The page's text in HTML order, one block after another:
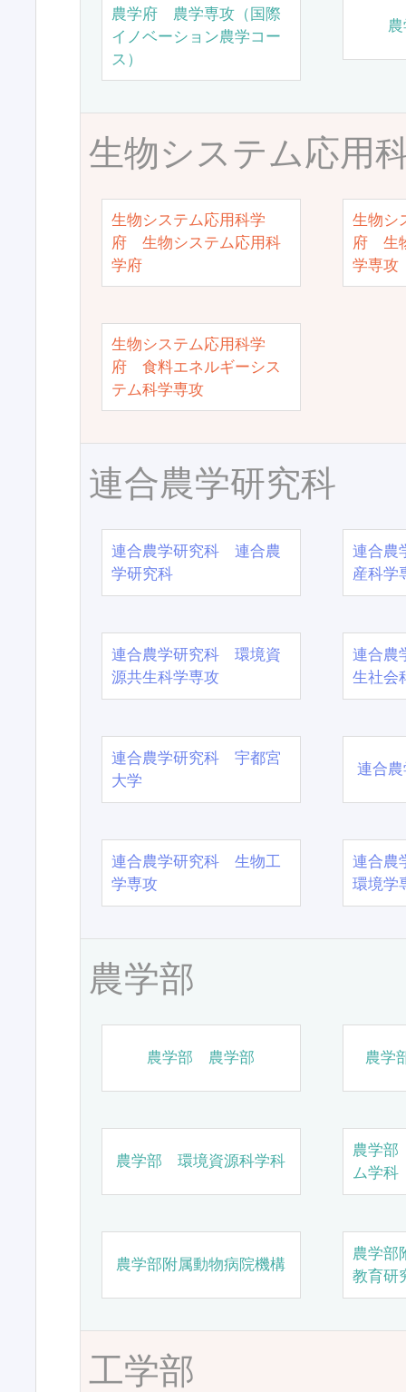
農学府 農学専攻（国際
イノベーション農学コー
ス）
生物システム応用
生物システム応用科学
府 生物システム応用科
学府
生物シ
府 生
学専攻
生物システム応用科学
府 食料エネルギーシス
テム科学専攻
連合農学研究科
連合農学研究科 連合農
学研究科
連合農
産科学
連合農学研究科 環境資
源共生科学専攻
連合農
生社会
連合農学研究科 宇都宮
大学
連合
連合農学研究科 生物工
学専攻
連合農
環境学
農学部
農学部 農学部 農学
農学部 環境資源科学科
農学
ム学科
農学部附属動物病院機構
農学部
教育研
工学部